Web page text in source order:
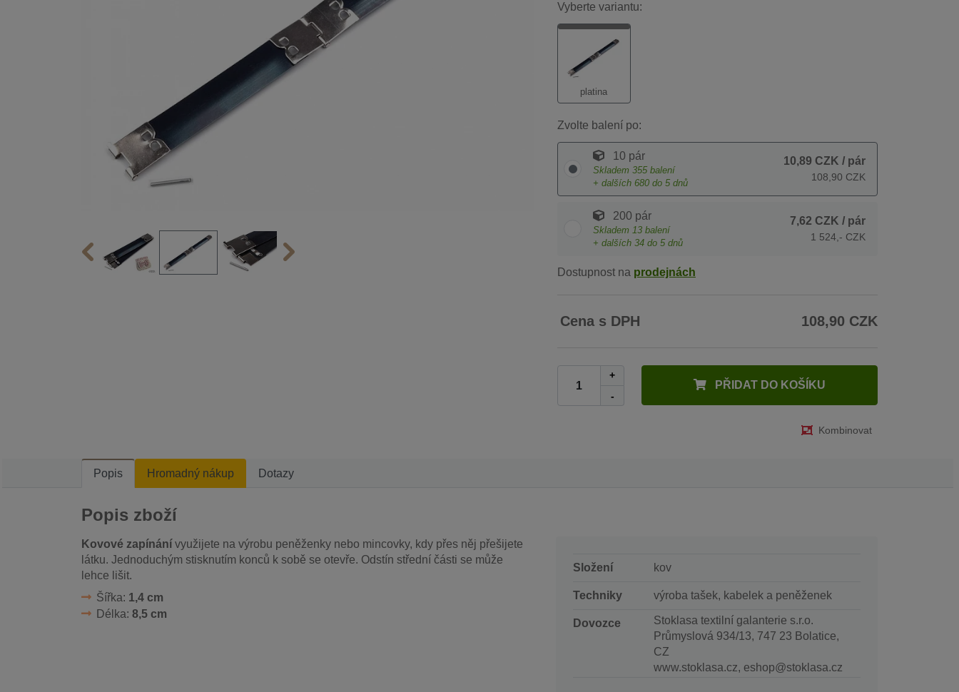
Vyberte variantu:
platina
Zvolte balení po:
10 pár
Skladem 355 balení
+ dalších 680 do 5 dnů
10,89 CZK / pár
108,90 CZK
200 pár
Skladem 13 balení
+ dalších 34 do 5 dnů
7,62 CZK / pár
1 524,- CZK
Dostupnost na prodejnách
Cena s DPH 108,90 CZK
+
-
PŘIDAT DO KOŠÍKU
Kombinovat
Popis Hromadný nákup Dotazy
Popis zboží
Kovové zapínání využijete na výrobu peněženky nebo mincovky, kdy přes něj přešijete
látku. Jednoduchým stisknutím konců k sobě se otevře. Odstín střední části se může
lehce lišit.
Šířka: 1,4 cm
Délka: 8,5 cm
Složení kov
Techniky výroba tašek, kabelek a peněženek
Dovozce
Stoklasa textilní galanterie s.r.o.
Průmyslová 934/13, 747 23 Bolatice,
CZ
www.stoklasa.cz, eshop@stoklasa.cz